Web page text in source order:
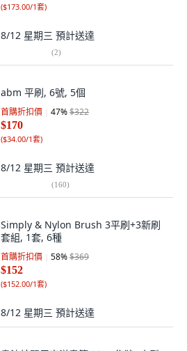
($173.00/1套)
8/12 星期三 預計送達
(2)
abm 平刷, 6號, 5個
首購折扣價 47%$322
$170
($34.00/1套)
8/12 星期三 預計送達
(160)
Simply & Nylon Brush 3平刷+3新刷
套組, 1套, 6種
首購折扣價 58%$369
$152
($152.00/1套)
8/12 星期三 預計送達